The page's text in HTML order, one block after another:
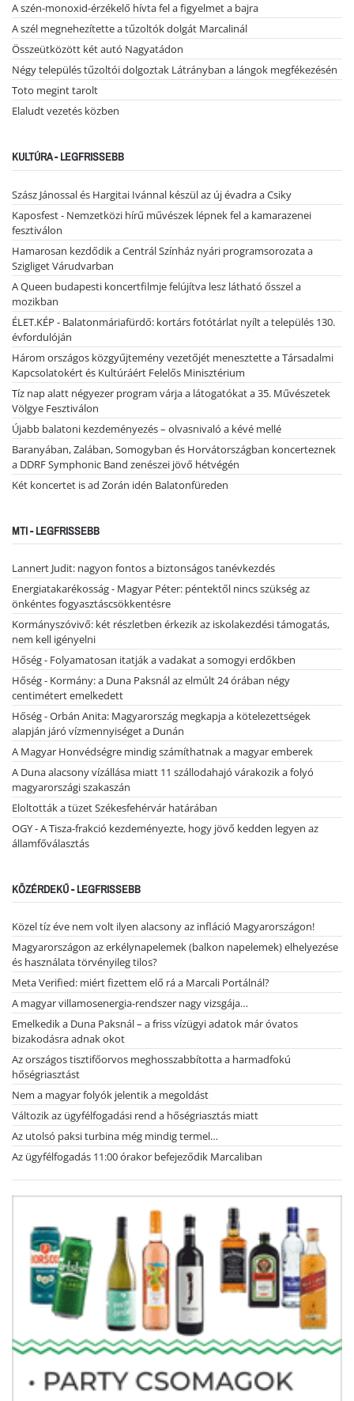
A szén-monoxid-érzékelő hívta fel a figyelmet a bajra
A szél megnehezítette a tűzoltók dolgát Marcalinál
Összeütközött két autó Nagyatádon
Négy település tűzoltói dolgoztak Látrányban a lángok megfékezésén
Toto megint tarolt
Elaludt vezetés közben
KULTÚRA - LEGFRISSEBB
Szász Jánossal és Hargitai Ivánnal készül az új évadra a Csiky
Kaposfest - Nemzetközi hírű művészek lépnek fel a kamarazenei
fesztiválon
Hamarosan kezdődik a Centrál Színház nyári programsorozata a
Szigliget Várudvarban
A Queen budapesti koncertfilmje felújítva lesz látható ősszel a
mozikban
ÉLET.KÉP - Balatonmáriafürdő: kortárs fotótárlat nyílt a település 130.
évfordulóján
Három országos közgyűjtemény vezetőjét menesztette a Társadalmi
Kapcsolatokért és Kultúráért Felelős Minisztérium
Tíz nap alatt négyezer program várja a látogatókat a 35. Művészetek
Völgye Fesztiválon
Újabb balatoni kezdeményezés – olvasnivaló a kévé mellé
Baranyában, Zalában, Somogyban és Horvátországban koncerteznek
a DDRF Symphonic Band zenészei jövő hétvégén
Két koncertet is ad Zorán idén Balatonfüreden
MTI - LEGFRISSEBB
Lannert Judit: nagyon fontos a biztonságos tanévkezdés
Energiatakarékosság - Magyar Péter: péntektől nincs szükség az
önkéntes fogyasztáscsökkentésre
Kormányszóvivő: két részletben érkezik az iskolakezdési támogatás,
nem kell igényelni
Hőség - Folyamatosan itatják a vadakat a somogyi erdőkben
Hőség - Kormány: a Duna Paksnál az elmúlt 24 órában négy
centimétert emelkedett
Hőség - Orbán Anita: Magyarország megkapja a kötelezettségek
alapján járó vízmennyiséget a Dunán
A Magyar Honvédségre mindig számíthatnak a magyar emberek
A Duna alacsony vízállása miatt 11 szállodahajó várakozik a folyó
magyarországi szakaszán
Eloltották a tüzet Székesfehérvár határában
OGY - A Tisza-frakció kezdeményezte, hogy jövő kedden legyen az
államfőválasztás
KÖZÉRDEKŰ - LEGFRISSEBB
Közel tíz éve nem volt ilyen alacsony az infláció Magyarországon!
Magyarországon az erkélynapelemek (balkon napelemek) elhelyezése
és használata törvényileg tilos?
Meta Verified: miért fizettem elő rá a Marcali Portálnál?
A magyar villamosenergia-rendszer nagy vizsgája…
Emelkedik a Duna Paksnál – a friss vízügyi adatok már óvatos
bizakodásra adnak okot
Az országos tisztifőorvos meghosszabbította a harmadfokú
hőségriasztást
Nem a magyar folyók jelentik a megoldást
Változik az ügyfélfogadási rend a hőségriasztás miatt
Az utolsó paksi turbina még mindig termel…
Az ügyfélfogadás 11:00 órakor befejeződik Marcaliban